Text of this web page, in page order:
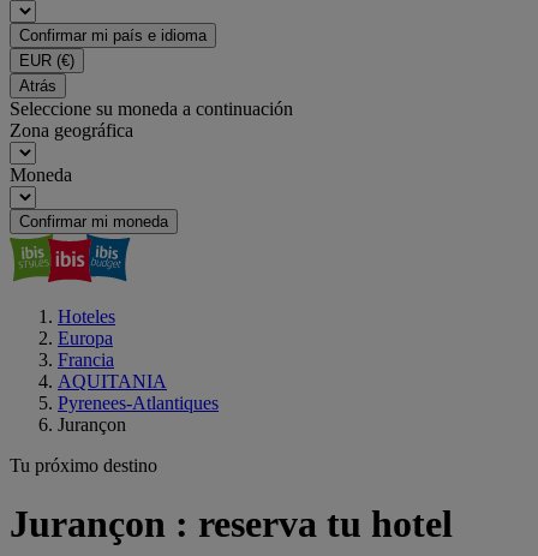
Confirmar mi país e idioma
EUR (€)
Atrás
Seleccione su moneda a continuación
Zona geográfica
Moneda
Confirmar mi moneda
Hoteles
Europa
Francia
AQUITANIA
Pyrenees-Atlantiques
Jurançon
Tu próximo destino
Jurançon : reserva tu hotel